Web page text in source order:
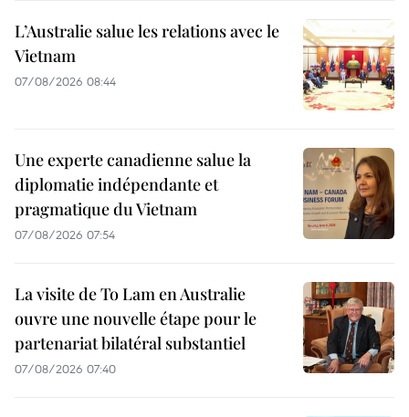
L’Australie salue les relations avec le
Vietnam
07/08/2026 08:44
Une experte canadienne salue la
diplomatie indépendante et
pragmatique du Vietnam
07/08/2026 07:54
La visite de To Lam en Australie
ouvre une nouvelle étape pour le
partenariat bilatéral substantiel
07/08/2026 07:40